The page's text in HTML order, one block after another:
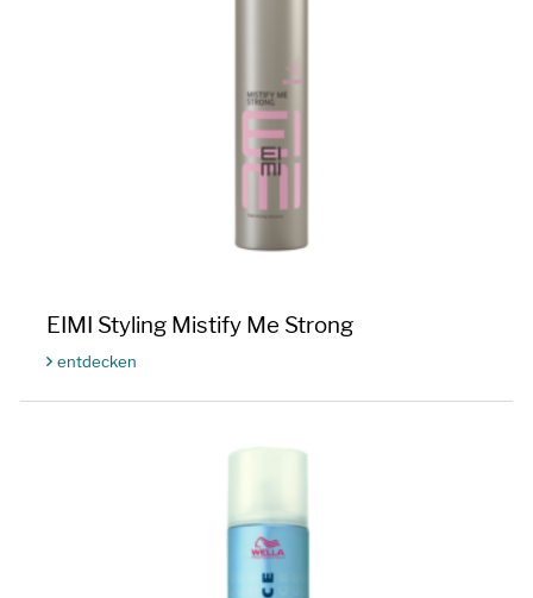
EIMI Styling Mistify Me Strong
entdecken